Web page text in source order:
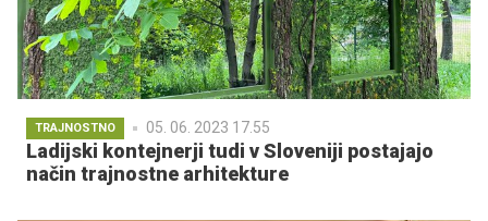
TRAJNOSTNO 05. 06. 2023 17.55
Ladijski kontejnerji tudi v Sloveniji postajajo
način trajnostne arhitekture